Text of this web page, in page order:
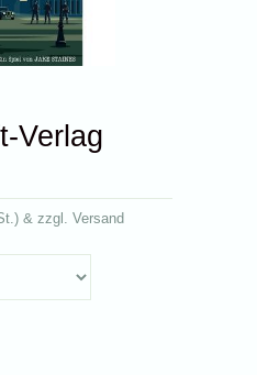
Verlag
) & zzgl. Versand